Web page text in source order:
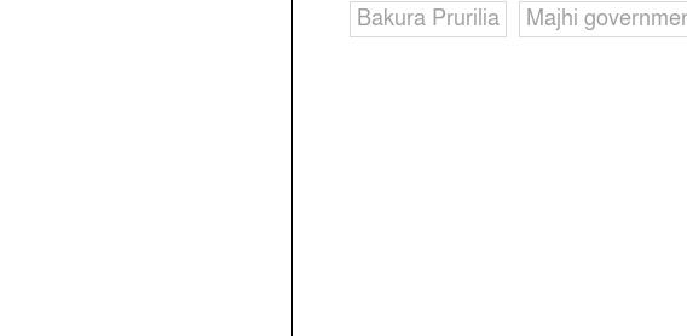
Bakura Prurilia
Majhi